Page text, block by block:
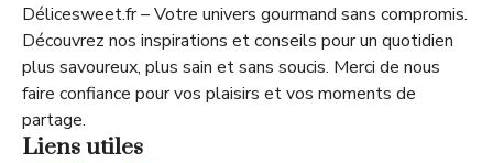
Délicesweet.fr – Votre univers gourmand sans compromis.
Découvrez nos inspirations et conseils pour un quotidien
plus savoureux, plus sain et sans soucis. Merci de nous
faire confiance pour vos plaisirs et vos moments de
partage.
Liens utiles